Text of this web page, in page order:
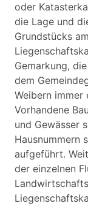
oder
die Lage und
Grundstücks
Gemarkung,
dem
Weibern immer
Vorhandene
und Gewässer
Hausnummern
aufgeführt.
der einzelnen